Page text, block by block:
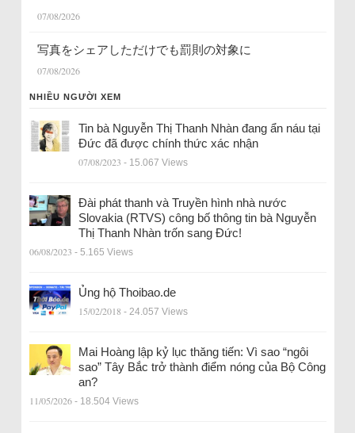
07/08/2026
写真をシェアしただけでも罰則の対象に
07/08/2026
NHIỀU NGƯỜI XEM
Tin bà Nguyễn Thị Thanh Nhàn đang ẩn náu tại
Đức đã được chính thức xác nhận
07/08/2023 - 15.067 Views
Đài phát thanh và Truyền hình nhà nước
Slovakia (RTVS) công bố thông tin bà Nguyễn
Thị Thanh Nhàn trốn sang Đức!
06/08/2023 - 5.165 Views
Ủng hộ Thoibao.de
15/02/2018 - 24.057 Views
Mai Hoàng lập kỷ lục thăng tiến: Vì sao “ngôi
sao” Tây Bắc trở thành điểm nóng của Bộ Công
an?
11/05/2026 - 18.504 Views